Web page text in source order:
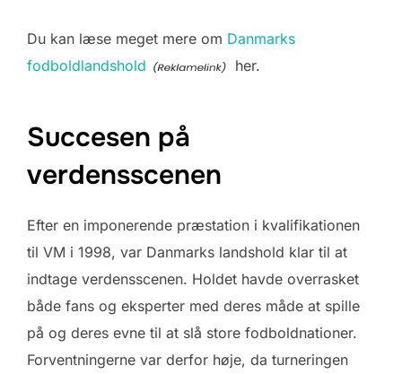
Du kan læse meget mere om Danmarks
fodboldlandshold
her.
Succesen på
verdensscenen
Efter en imponerende præstation i kvalifikationen
til VM i 1998, var Danmarks landshold klar til at
indtage verdensscenen. Holdet havde overrasket
både fans og eksperter med deres måde at spille
på og deres evne til at slå store fodboldnationer.
Forventningerne var derfor høje, da turneringen